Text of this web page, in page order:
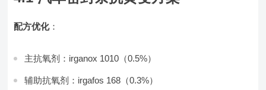
配方优化：
主抗氧剂：irganox 1010（0.5%）
辅助抗氧剂：irgafos 168（0.3%）